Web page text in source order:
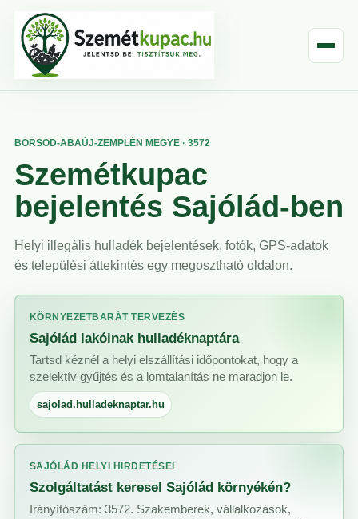
BORSOD-ABAÚJ-ZEMPLÉN MEGYE · 3572
Szemétkupac
bejelentés Sajólád-ben
Helyi illegális hulladék bejelentések, fotók, GPS-adatok
és települési áttekintés egy megosztható oldalon.
KÖRNYEZETBARÁT TERVEZÉS
Sajólád lakóinak hulladéknaptára
Tartsd kéznél a helyi elszállítási időpontokat, hogy a
szelektív gyűjtés és a lomtalanítás ne maradjon le.
sajolad.hulladeknaptar.hu
SAJÓLÁD HELYI HIRDETÉSEI
Szolgáltatást keresel Sajólád környékén?
Irányítószám: 3572. Szakemberek, vállalkozások,